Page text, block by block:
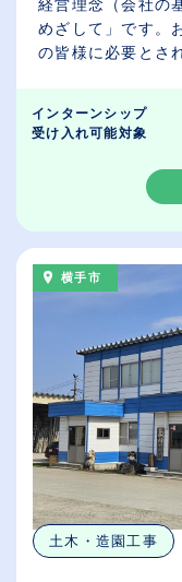
経営理念（会社の
めざして」です。
の皆様に必要とさ
インターンシップ
受け入れ可能対象
横手市
土木・造園工事